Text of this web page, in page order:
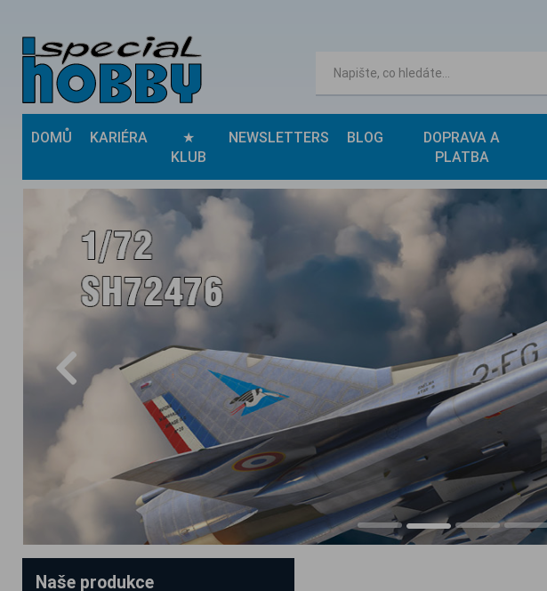
DOMŮ KARIÉRA
★
KLUB
NEWSLETTERS BLOG
DOPRAVA A
PLATBA
Naše produkce